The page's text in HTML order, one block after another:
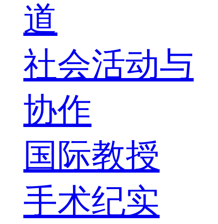
道
社会活动与
协作
国际教授
手术纪实